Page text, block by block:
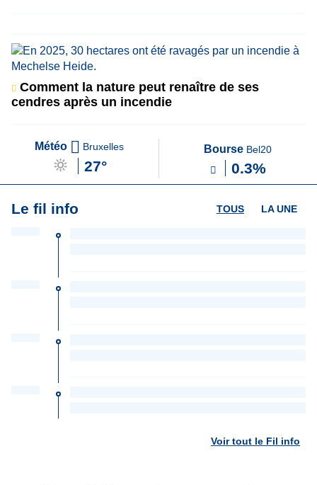
Comment la nature peut renaître de ses
cendres après un incendie
Météo Bruxelles
27°
Bourse Bel20
0.3%
Le fil info LA UNE
TOUS
Voir tout le Fil info